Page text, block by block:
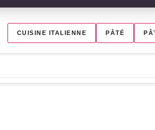
CUISINE ITALIENNE PÂTÉ